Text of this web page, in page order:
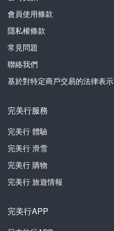
會員使用條款
隱私權條款
常見問題
聯絡我們
基於對特定商戶交易的法律表示
完美行服務
完美行體驗
完美行滑雪
完美行購物
完美行旅遊情報
完美行APP